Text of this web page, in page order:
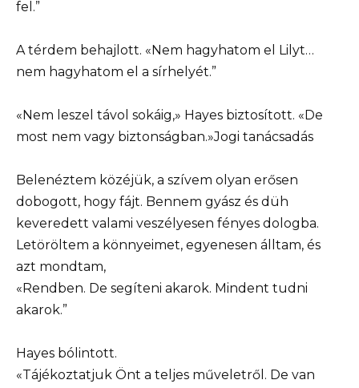
fel.”
A térdem behajlott. «Nem hagyhatom el Lilyt…
nem hagyhatom el a sírhelyét.”
«Nem leszel távol sokáig,» Hayes biztosított. «De
most nem vagy biztonságban.»Jogi tanácsadás
Belenéztem közéjük, a szívem olyan erősen
dobogott, hogy fájt. Bennem gyász és düh
keveredett valami veszélyesen fényes dologba.
Letöröltem a könnyeimet, egyenesen álltam, és
azt mondtam,
«Rendben. De segíteni akarok. Mindent tudni
akarok.”
Hayes bólintott.
«Tájékoztatjuk Önt a teljes műveletről. De van